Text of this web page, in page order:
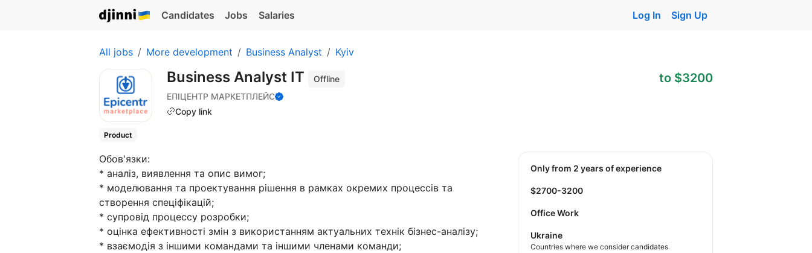
Candidates Jobs Salaries Log In Sign Up
All jobs More development Business Analyst Kyiv
Business Analyst IT
Offline
ЕПІЦЕНТР МАРКЕТПЛЕЙС
Copy link
to $3200
Product
Обов'язки:
* аналіз, виявлення та опис вимог;
* моделювання та проектування рішення в рамках окремих процессів та
створення спеціфікацій;
* супровід процессу розробки;
* оцінка ефективності змін з використанням актуальних технік бізнес-аналізу;
* взаємодія з іншими командами та іншими членами команди;
Only from 2 years of experience
$2700-3200
Office Work
Ukraine
Countries where we consider candidates